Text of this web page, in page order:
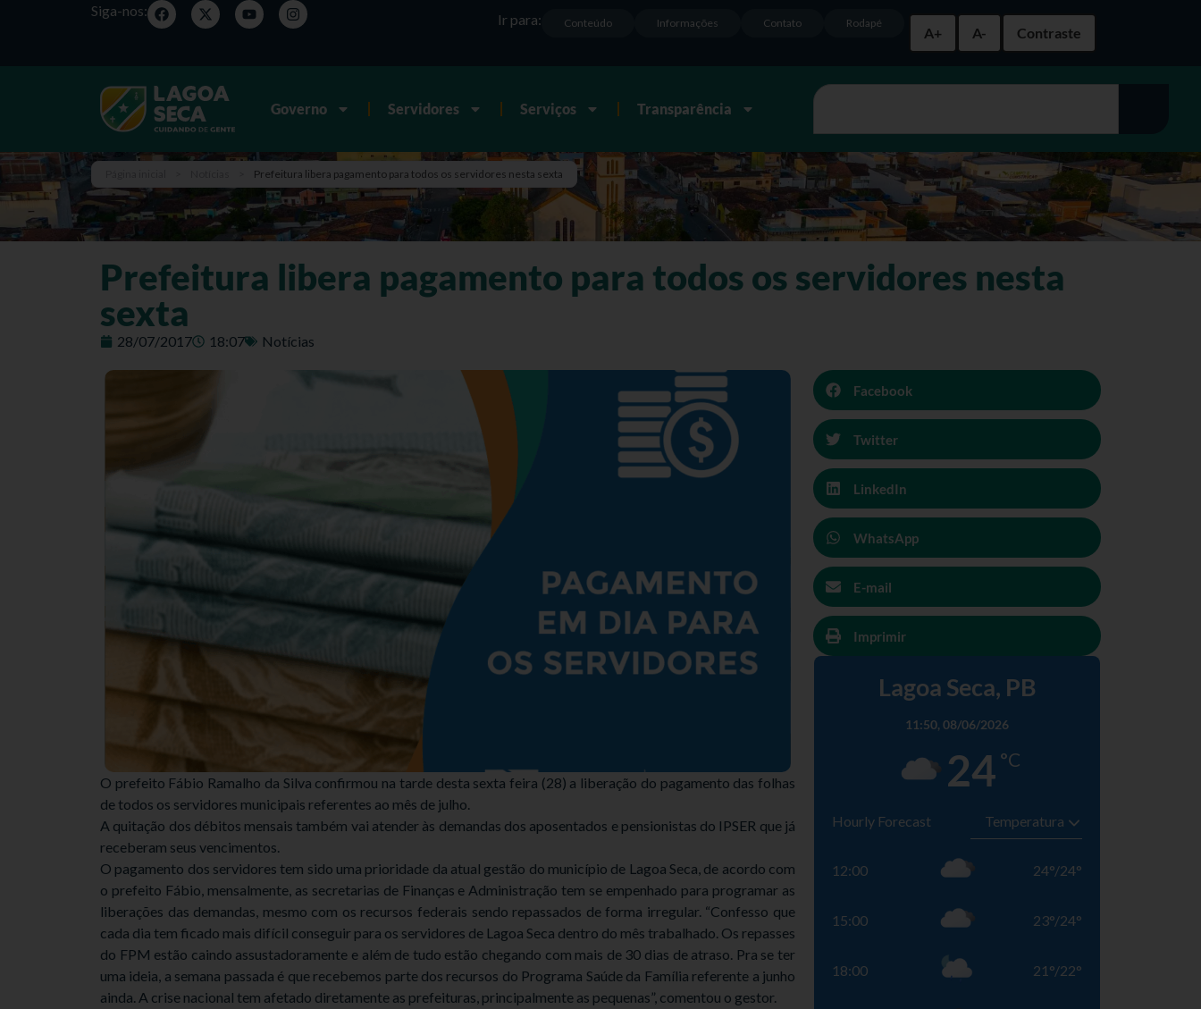
Siga-nos:
A+
A- Contraste
Rodapé
Contato
Informações
Conteúdo
Ir para:
Governo Servidores Serviços Transparência
Prefeitura libera pagamento para todos os servidores nesta sexta
Prefeitura libera pagamento para todos os servidores nesta
sexta
28/07/2017 18:07 Notícias
O prefeito Fábio Ramalho da Silva confirmou na tarde desta sexta feira (28) a liberação do pagamento das folhas
de todos os servidores municipais referentes ao mês de julho.
A quitação dos débitos mensais também vai atender às demandas dos aposentados e pensionistas do IPSER que já
receberam seus vencimentos.
O pagamento dos servidores tem sido uma prioridade da atual gestão do município de Lagoa Seca, de acordo com
o prefeito Fábio, mensalmente, as secretarias de Finanças e Administração tem se empenhado para programar as
liberações das demandas, mesmo com os recursos federais sendo repassados de forma irregular. “Confesso que
cada dia tem ficado mais difícil conseguir para os servidores de Lagoa Seca dentro do mês trabalhado. Os repasses
do FPM estão caindo assustadoramente e além de tudo estão chegando com mais de 30 dias de atraso. Pra se ter
uma ideia, a semana passada é que recebemos parte dos recursos do Programa Saúde da Família referente a junho
ainda. A crise nacional tem afetado diretamente as prefeituras, principalmente as pequenas”, comentou o gestor.
Facebook
Twitter
LinkedIn
WhatsApp
E-mail
Imprimir
Lagoa Seca, PB
11:50, 08/06/2026
24 °C
Hourly Forecast
12:00 24°/24°
15:00 23°/24°
18:00 21 °/22°